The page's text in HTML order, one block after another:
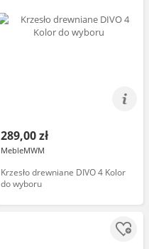
289,00 zł
MebleMWM
Krzesło drewniane DIVO 4 Kolor
do wyboru